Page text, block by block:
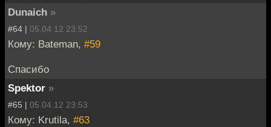
Dunaich »
#64 | 05.04.12 23:52
Кому: Bateman, #59
Спасибо
Spektor »
#65 | 05.04.12 23:53
Кому: Krutila, #63